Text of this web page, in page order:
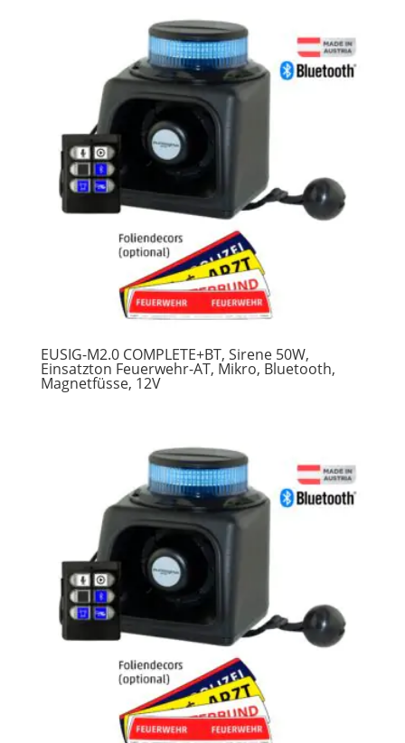
EUSIG-M2.0 COMPLETE+BT, Sirene 50W,
Einsatzton Feuerwehr-AT, Mikro, Bluetooth,
Magnetfüsse, 12V